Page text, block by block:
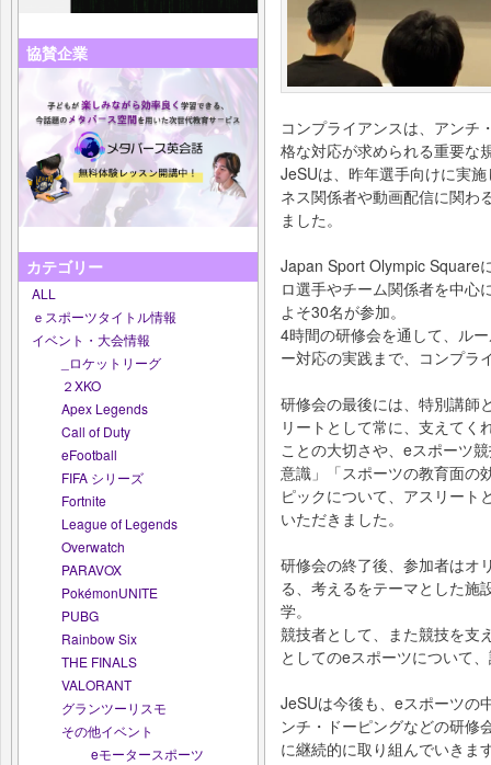
協賛企業
カテゴリー
ALL
ｅスポーツタイトル情報
イベント・大会情報
_ロケットリーグ
２XKO
Apex Legends
Call of Duty
eFootball
FIFA シリーズ
Fortnite
League of Legends
Overwatch
PARAVOX
PokémonUNITE
PUBG
Rainbow Six
THE FINALS
VALORANT
グランツーリスモ
その他イベント
eモータースポーツ
コンプライアンスは、アンチ
格な対応が求められる重要な
JeSUは、昨年選手向けに実
ネス関係者や動画配信に関わ
ました。
Japan Sport Olympic Square
ロ選手やチーム関係者を中心
よそ30名が参加。
4時間の研修会を通して、ル
ー対応の実践まで、コンプラ
研修会の最後には、特別講師
リートとして常に、支えてく
ことの大切さや、eスポーツ
意識」「スポーツの教育面の
ピックについて、アスリート
いただきました。
研修会の終了後、参加者はオ
る、考えるをテーマとした施
学。
競技者として、また競技を支
としてのeスポーツについて
JeSUは今後も、eスポーツの
ンチ・ドーピングなどの研修
に継続的に取り組んでいきま